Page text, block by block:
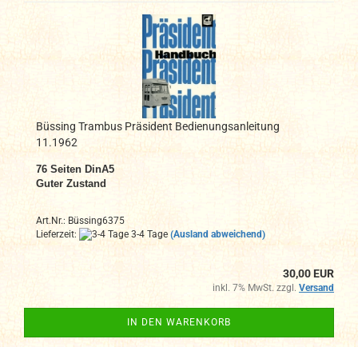
Büssing Trambus Präsident Bedienungsanleitung
11.1962
76 Seiten DinA5
Guter Zustand
Art.Nr.: Büssing6375
Lieferzeit:
3-4 Tage (Ausland abweichend)
30,00 EUR
inkl. 7% MwSt. zzgl. Versand
IN DEN WARENKORB